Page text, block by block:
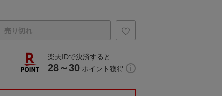
売り切れ
楽天IDで決済すると
28～30 ポイント獲得